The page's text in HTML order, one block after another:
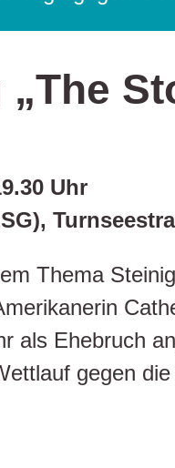
Uhr
Thema
als Ehebruch
gegen